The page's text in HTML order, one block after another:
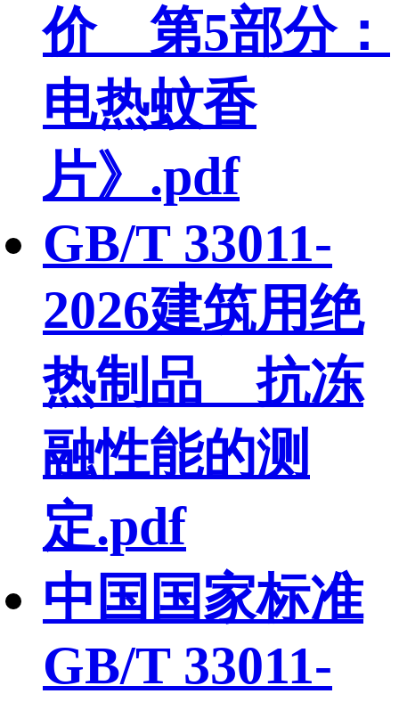
价 第5部分：
电热蚊香
片》.pdf
GB/T 33011-
2026建筑用绝
热制品 抗冻
融性能的测
定.pdf
中国国家标准
GB/T 33011-